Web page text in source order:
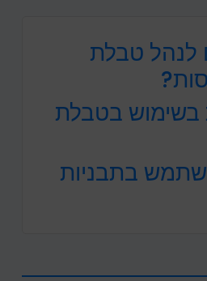
לנהל טבלת
בשימוש בטבלת
בתבניות